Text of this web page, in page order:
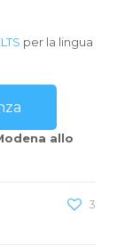
per la lingua
allo
3